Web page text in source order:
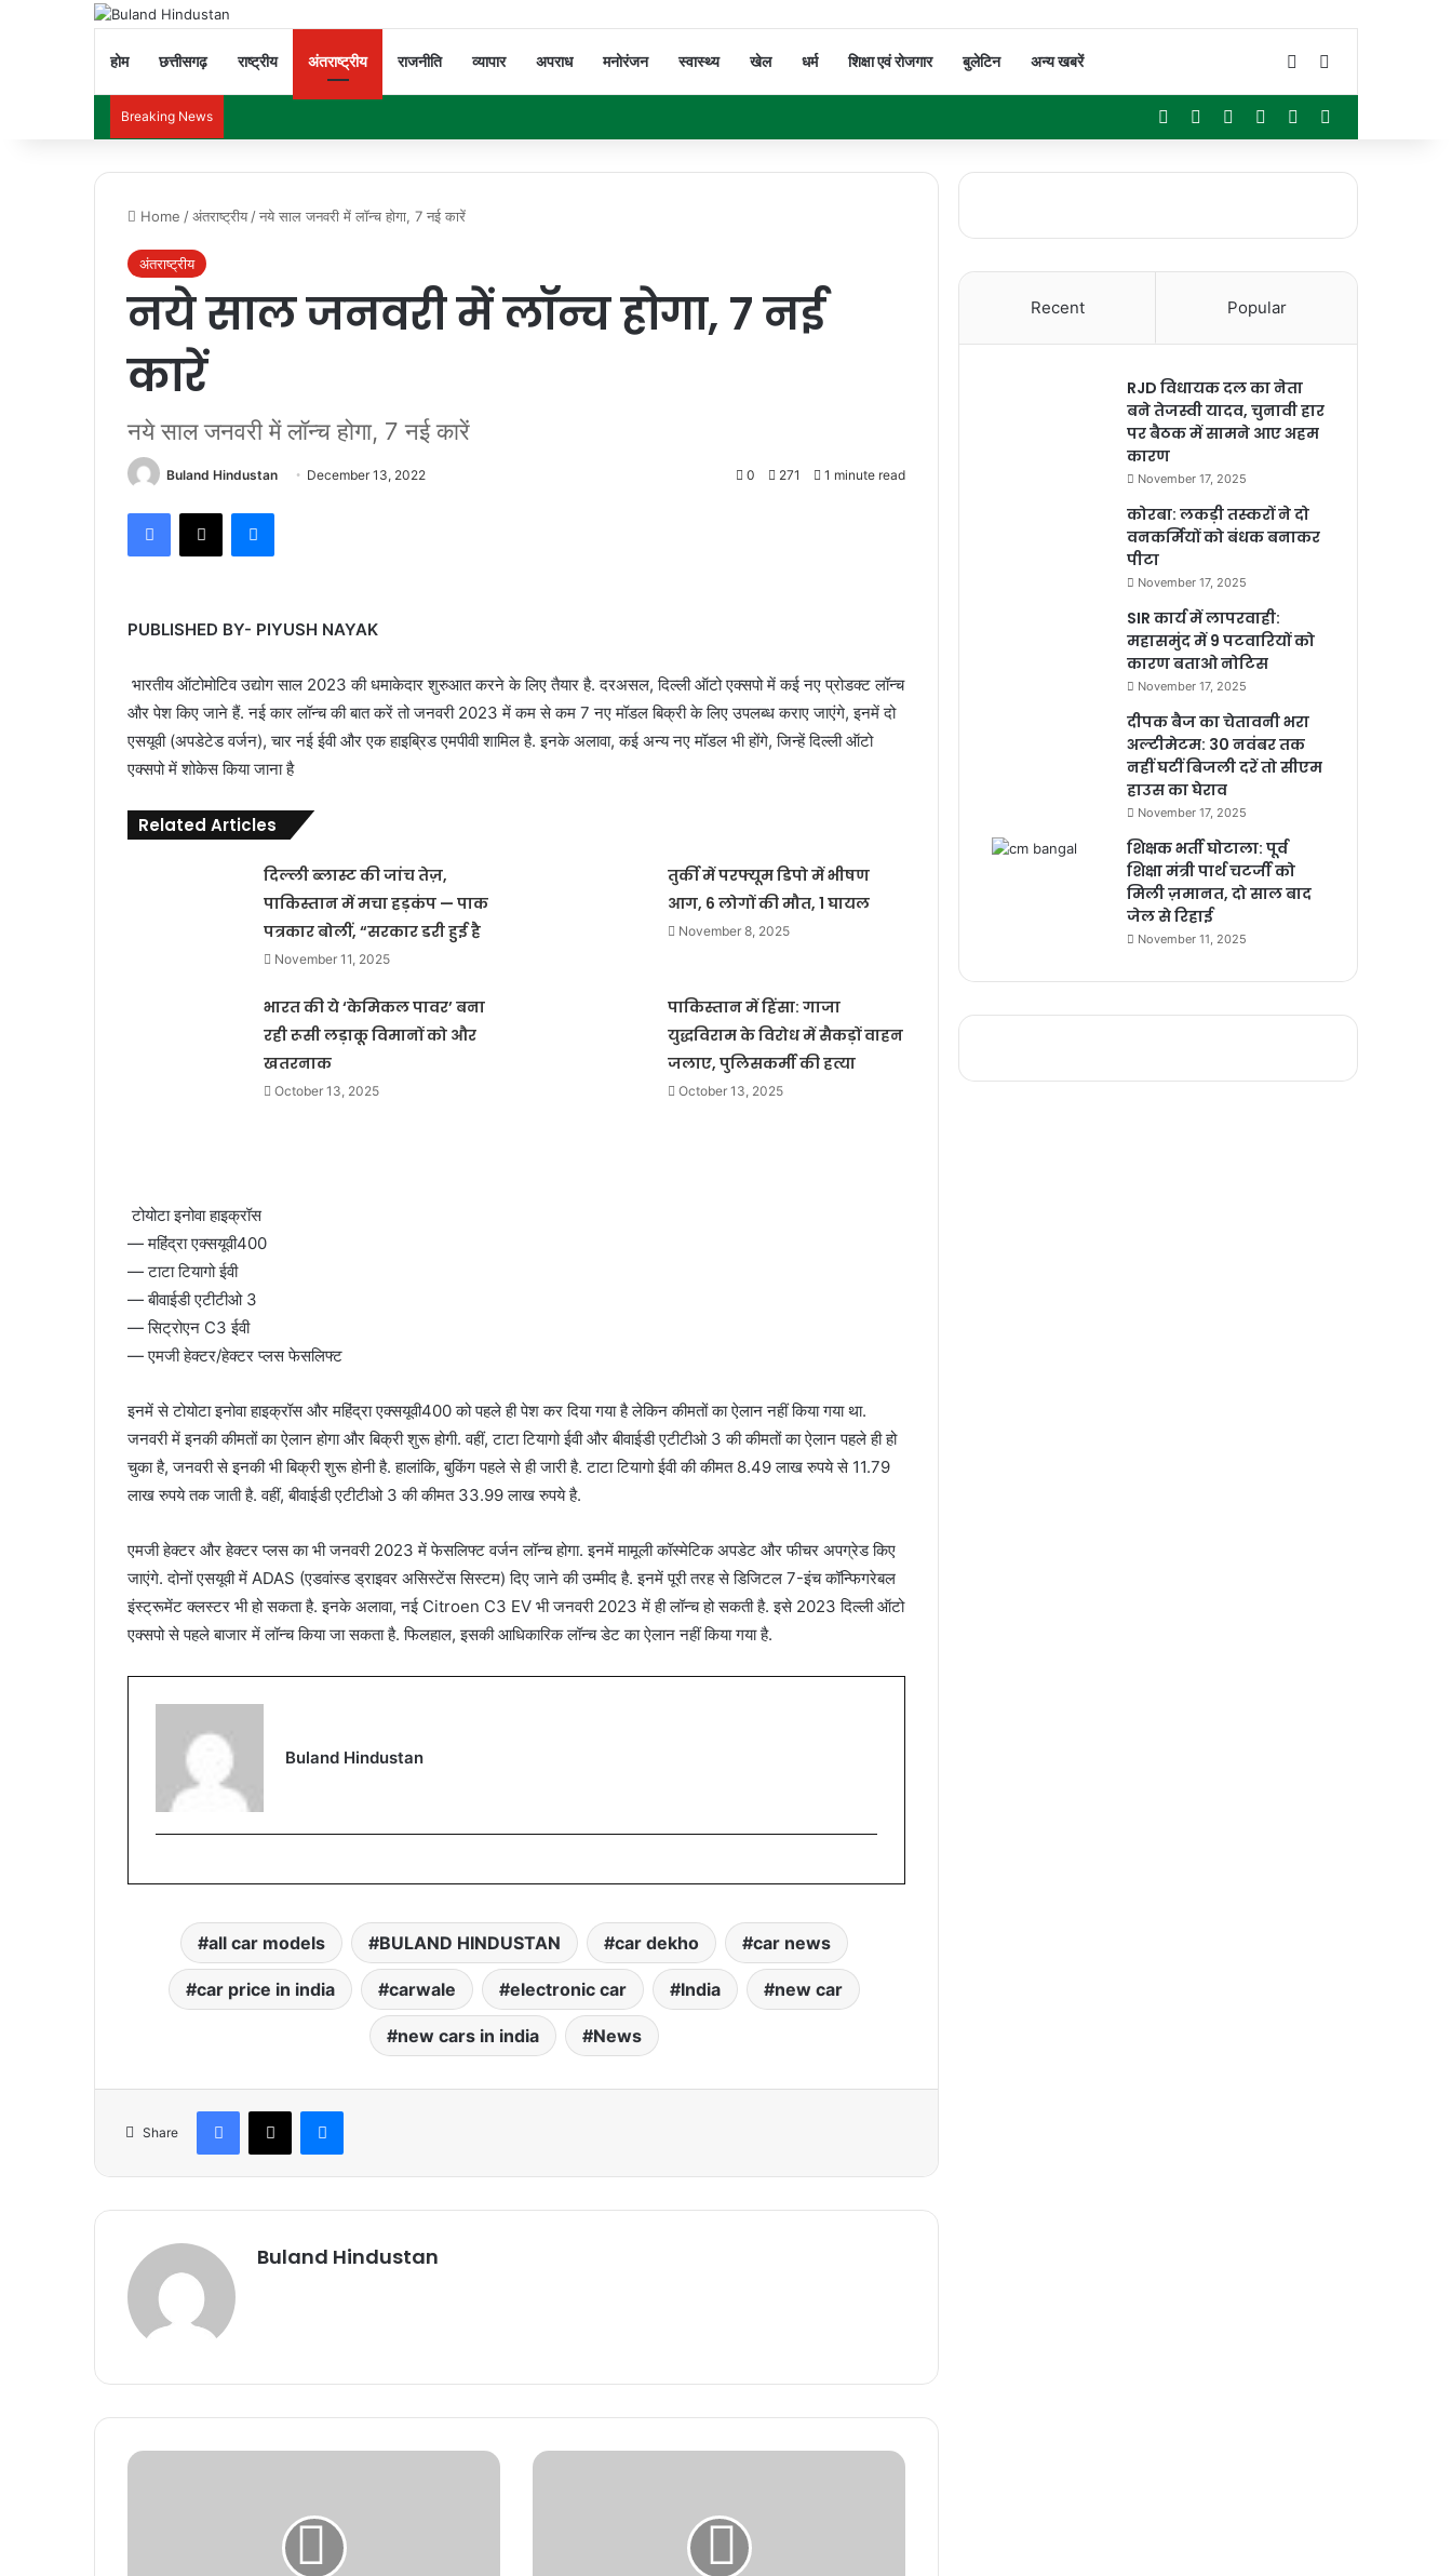
होम छत्तीसगढ़ राष्ट्रीय अंतराष्ट्रीय राजनीति व्यापार अपराध मनोरंजन स्वास्थ्य खेल धर्म शिक्षा एवं रोजगार बुलेटिन अन्य खबरें Switch skin
Breaking News Facebook YouTubeInstagramWhatsApp
Home /अंतराष्ट्रीय /नये साल जनवरी में लॉन्च होगा, 7 नई कारें
अंतराष्ट्रीय
नये साल जनवरी में लॉन्च होगा, 7 नई
कारें
नये साल जनवरी में लॉन्च होगा, 7 नई कारें
Buland Hindustan December 13, 2022 0 271 1 minute read
Facebook
X Messenger
PUBLISHED BY- PIYUSH NAYAK
भारतीय ऑटोमोटिव उद्योग साल 2023 की धमाकेदार शुरुआत करने के लिए तैयार है. दरअसल, दिल्ली ऑटो एक्सपो में कई नए प्रोडक्ट लॉन्च
और पेश किए जाने हैं. नई कार लॉन्च की बात करें तो जनवरी 2023 में कम से कम 7 नए मॉडल बिक्री के लिए उपलब्ध कराए जाएंगे, इनमें दो
एसयूवी (अपडेटेड वर्जन), चार नई ईवी और एक हाइब्रिड एमपीवी शामिल है. इनके अलावा, कई अन्य नए मॉडल भी होंगे, जिन्हें दिल्ली ऑटो
एक्सपो में शोकेस किया जाना है
Related Articles
दिल्ली ब्लास्ट की जांच तेज़,
पाकिस्तान में मचा हड़कंप — पाक
पत्रकार बोलीं, “सरकार डरी हुई है
November 11, 2025
तुर्की में परफ्यूम डिपो में भीषण
आग, 6 लोगों की मौत, 1 घायल
November 8, 2025
भारत की ये ‘केमिकल पावर’ बना
रही रूसी लड़ाकू विमानों को और
खतरनाक
October 13, 2025
पाकिस्तान में हिंसा: गाजा
युद्धविराम के विरोध में सैकड़ों वाहन
जलाए, पुलिसकर्मी की हत्या
October 13, 2025
टोयोटा इनोवा हाइक्रॉस
— महिंद्रा एक्सयूवी400
— टाटा टियागो ईवी
— बीवाईडी एटीटीओ 3
— सिट्रोएन C3 ईवी
— एमजी हेक्टर/हेक्टर प्लस फेसलिफ्ट
इनमें से टोयोटा इनोवा हाइक्रॉस और महिंद्रा एक्सयूवी400 को पहले ही पेश कर दिया गया है लेकिन कीमतों का ऐलान नहीं किया गया था.
जनवरी में इनकी कीमतों का ऐलान होगा और बिक्री शुरू होगी. वहीं, टाटा टियागो ईवी और बीवाईडी एटीटीओ 3 की कीमतों का ऐलान पहले ही हो
चुका है, जनवरी से इनकी भी बिक्री शुरू होनी है. हालांकि, बुकिंग पहले से ही जारी है. टाटा टियागो ईवी की कीमत 8.49 लाख रुपये से 11.79
लाख रुपये तक जाती है. वहीं, बीवाईडी एटीटीओ 3 की कीमत 33.99 लाख रुपये है.
एमजी हेक्टर और हेक्टर प्लस का भी जनवरी 2023 में फेसलिफ्ट वर्जन लॉन्च होगा. इनमें मामूली कॉस्मेटिक अपडेट और फीचर अपग्रेड किए
जाएंगे. दोनों एसयूवी में ADAS (एडवांस्ड ड्राइवर असिस्टेंस सिस्टम) दिए जाने की उम्मीद है. इनमें पूरी तरह से डिजिटल 7-इंच कॉन्फिगरेबल
इंस्ट्रूमेंट क्लस्टर भी हो सकता है. इनके अलावा, नई Citroen C3 EV भी जनवरी 2023 में ही लॉन्च हो सकती है. इसे 2023 दिल्ली ऑटो
एक्सपो से पहले बाजार में लॉन्च किया जा सकता है. फिलहाल, इसकी आधिकारिक लॉन्च डेट का ऐलान नहीं किया गया है.
Buland Hindustan
all car models BULAND HINDUSTAN car dekho car news
car price in india carwale electronic car India new car
new cars in india News
Share
Facebook
X Messenger
Buland Hindustan
Recent Popular
RJD विधायक दल का नेता
बने तेजस्वी यादव, चुनावी हार
पर बैठक में सामने आए अहम
कारण
November 17, 2025
कोरबा: लकड़ी तस्करों ने दो
वनकर्मियों को बंधक बनाकर
पीटा
November 17, 2025
SIR कार्य में लापरवाही:
महासमुंद में 9 पटवारियों को
कारण बताओ नोटिस
November 17, 2025
दीपक बैज का चेतावनी भरा
अल्टीमेटम: 30 नवंबर तक
नहीं घटीं बिजली दरें तो सीएम
हाउस का घेराव
November 17, 2025
शिक्षक भर्ती घोटाला: पूर्व
शिक्षा मंत्री पार्थ चटर्जी को
मिली ज़मानत, दो साल बाद
जेल से रिहाई
November 11, 2025